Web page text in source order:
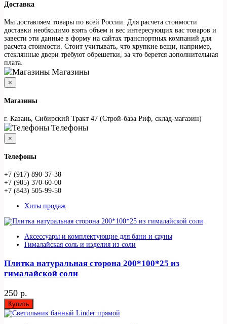
Доставка
Мы доставляем товары по всей России. Для расчета стоимости
доставки необходимо взять объем и вес интересующих вас товаров и
завести эти данные в форму на сайтах транспортных компаний для
расчета стоимости. Стоит учитывать, что хрупкие вещи, например,
стеклянные двери требуют обрешетки, за что берется дополнительная
плата.
Магазины
×
Магазины
г. Казань, Сибирский Тракт 47 (Строй-база Риф, склад-магазин)
Телефоны
×
Телефоны
+7 (917) 890-37-38
+7 (905) 370-60-00
+7 (843) 505-99-50
Хиты продаж
Аксессуары и комплектующие для бани и сауны
Гималайская соль и изделия из соли
Плитка натуральная сторона 200*100*25 из
гималайской соли
250 р.
Купить